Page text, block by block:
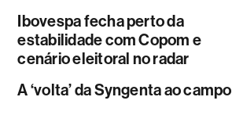
Ibovespa fecha perto da
estabilidade com Copom e
cenário eleitoral no radar
A ‘volta’ da Syngenta ao campo